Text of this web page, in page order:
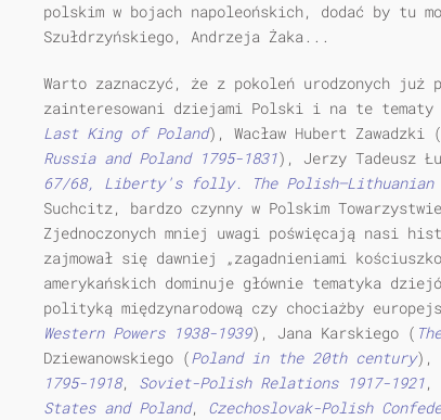
polskim w bojach napoleońskich, dodać by tu
Szułdrzyńskiego, Andrzeja Żaka...
Warto zaznaczyć, że z pokoleń urodzonych już
zainteresowani dziejami Polski i na te tematy
LastKingofPoland), Wacław Hubert Zawadzki (
Russiaand Poland 1795-1831), Jerzy Tadeusz
67/68,
Liberty's folly. The Polish—Lithuanian
Suchcitz, bardzo czynny w Polskim
Zjednoczonych mniej uwagi poświęcają nasi
zajmował się dawniej „zagadnieniami
amerykańskich dominuje głównie tematyka
polityką międzynarodową czy chociażby
WesternPowers1938-1939), Jana Karskiego (
Dziewanowskiego (Poland inthe 20th century),
1795-1918, Soviet-Polish Relations1917-1921,
Statesand Poland, Czechoslovak-Polish